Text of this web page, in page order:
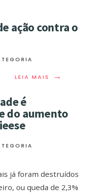
ação contra o
LEIA MAIS →
é
do aumento
já foram destruídos
ou queda de 2,3%